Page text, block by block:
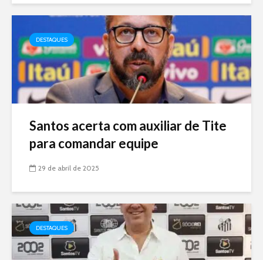
DESTAQUES
Santos acerta com auxiliar de Tite
para comandar equipe
29 de abril de 2025
DESTAQUES